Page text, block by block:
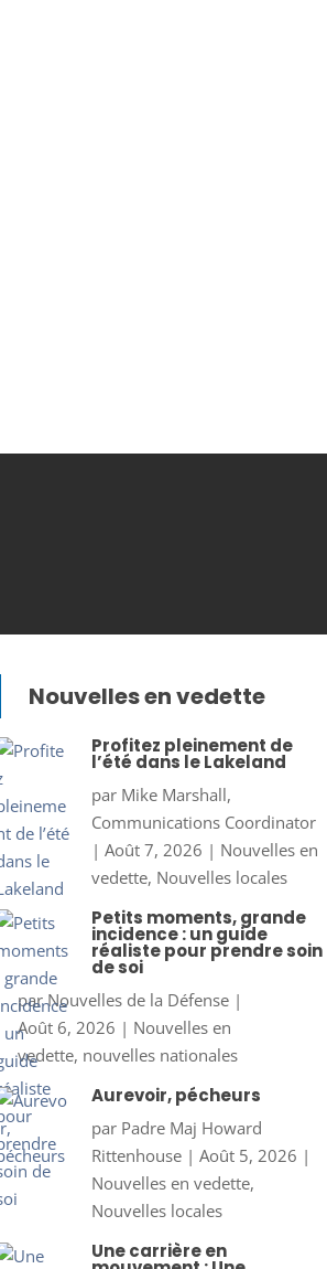
Nouvelles en vedette
Profitez pleinement de
l’été dans le Lakeland
par Mike Marshall,
Communications Coordinator
| Août 7, 2026 | Nouvelles en
vedette, Nouvelles locales
Petits moments, grande
incidence : un guide
réaliste pour prendre soin
de soi
parNouvelles de la Défense|
Août 6, 2026 | Nouvelles en
vedette, nouvelles nationales
Aurevoir, pécheurs
par Padre Maj Howard
Rittenhouse| Août 5, 2026 |
Nouvelles en vedette,
Nouvelles locales
Une carrière en